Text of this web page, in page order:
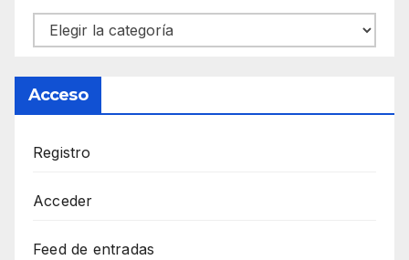
Categorías
Acceso
Registro
Acceder
Feed de entradas